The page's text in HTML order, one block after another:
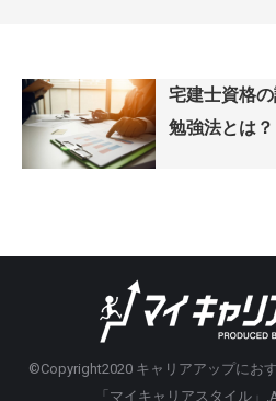
宅建士資格
勉強法とは？
©Copyright2020 キャリアアップにお
「マイキャリアスタイル」